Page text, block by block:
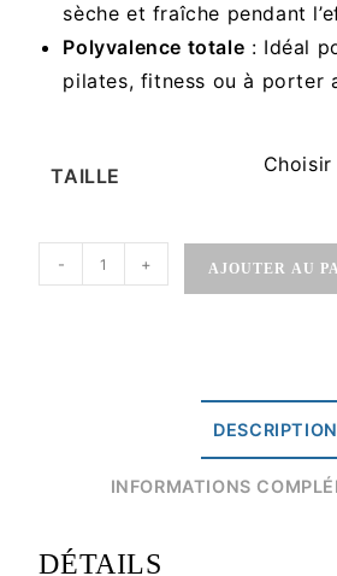
sèche et fraîche pendant
Polyvalence totale : Idéal
pilates, fitness ou à porter
TAILLE
- + AJOUTER AU
DESCRIPTION
INFORMATIONS
DÉTAILS